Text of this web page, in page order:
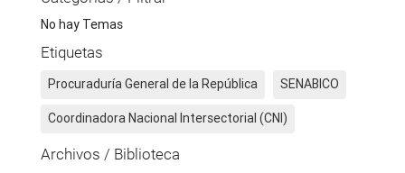
No hay Temas
Etiquetas
Procuraduría General de la República SENABICO
Coordinadora Nacional Intersectorial (CNI)
Archivos / Biblioteca